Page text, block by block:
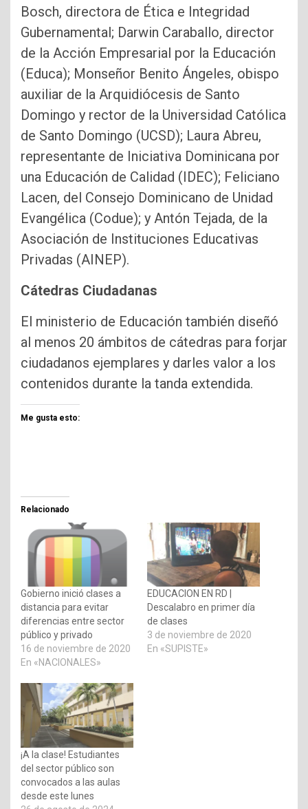
Bosch, directora de Ética e Integridad
Gubernamental; Darwin Caraballo, director
de la Acción Empresarial por la Educación
(Educa); Monseñor Benito Ángeles, obispo
auxiliar de la Arquidiócesis de Santo
Domingo y rector de la Universidad Católica
de Santo Domingo (UCSD); Laura Abreu,
representante de Iniciativa Dominicana por
una Educación de Calidad (IDEC); Feliciano
Lacen, del Consejo Dominicano de Unidad
Evangélica (Codue); y Antón Tejada, de la
Asociación de Instituciones Educativas
Privadas (AINEP).
Cátedras Ciudadanas
El ministerio de Educación también diseñó
al menos 20 ámbitos de cátedras para forjar
ciudadanos ejemplares y darles valor a los
contenidos durante la tanda extendida.
Me gusta esto:
Relacionado
Gobierno inició clases a
distancia para evitar
diferencias entre sector
público y privado
16 de noviembre de 2020
En «NACIONALES»
EDUCACION EN RD |
Descalabro en primer día
de clases
3 de noviembre de 2020
En «SUPISTE»
¡A la clase! Estudiantes
del sector público son
convocados a las aulas
desde este lunes